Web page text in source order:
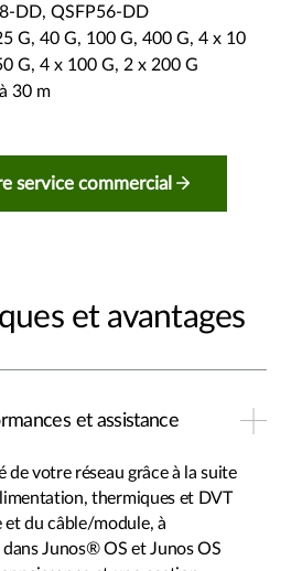
DD, QSFP56-DD
G, 40 G, 100 G, 400 G, 4 x 10
G, 4 x 100 G, 2 x 200 G
30 m
service commercial
et avantages
et assistance
de votre réseau grâce à la suite
thermiques et DVT
et du câble/module, à
Junos® OS et Junos OS